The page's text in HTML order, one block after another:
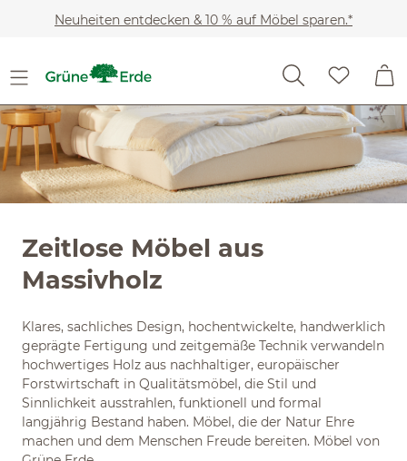
Zum Hauptinhalt springen
Neuheiten entdecken & 10 % auf Möbel sparen.*
Zeitlose Möbel aus
Massivholz
Klares, sachliches Design, hochentwickelte, handwerklich
geprägte Fertigung und zeitgemäße Technik verwandeln
hochwertiges Holz aus nachhaltiger, europäischer
Forstwirtschaft in Qualitätsmöbel, die Stil und
Sinnlichkeit ausstrahlen, funktionell und formal
langjährig Bestand haben. Möbel, die der Natur Ehre
machen und dem Menschen Freude bereiten. Möbel von